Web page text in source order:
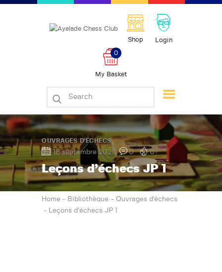
Shop Login
My Basket
0
OUVRAGES D'ÉCHECS
18 septembre 2021 0 0
Leçons d’échecs JP 1
Dessin Artistique
Galerie d’art
Bibliothèque
Boutique
Contacts
Événements
Home Bibliothèque
Ouvrages d'échecs
Leçons d’échecs JP 1